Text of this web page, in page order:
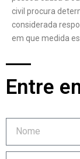
civil procura
considerada
em que medida
Entre